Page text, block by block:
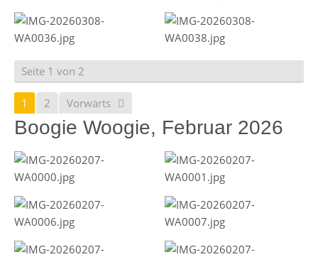
Seite 1 von 2
1 2 Vorwärts
Boogie Woogie, Februar 2026